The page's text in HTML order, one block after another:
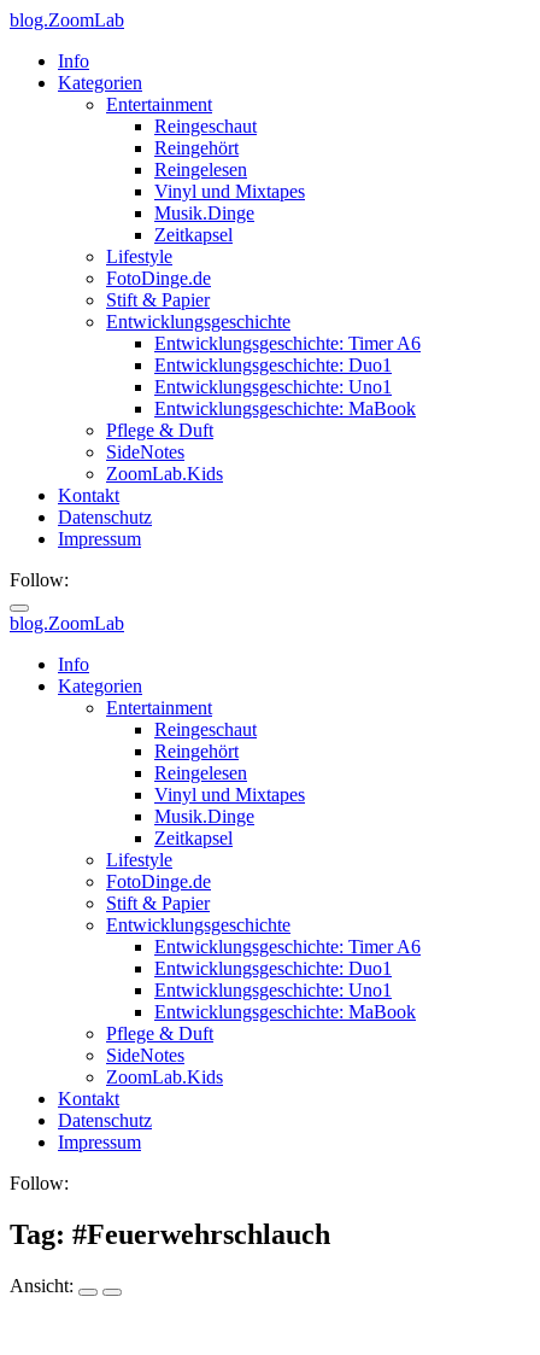
blog.ZoomLab
Info
Kategorien
Entertainment
Reingeschaut
Reingehört
Reingelesen
Vinyl und Mixtapes
Musik.Dinge
Zeitkapsel
Lifestyle
FotoDinge.de
Stift & Papier
Entwicklungsgeschichte
Entwicklungsgeschichte: Timer A6
Entwicklungsgeschichte: Duo1
Entwicklungsgeschichte: Uno1
Entwicklungsgeschichte: MaBook
Pflege & Duft
SideNotes
ZoomLab.Kids
Kontakt
Datenschutz
Impressum
Follow:
blog.ZoomLab
ZoomLab
Info
Kategorien
Entertainment
Reingeschaut
Reingehört
Reingelesen
Vinyl und Mixtapes
Musik.Dinge
Zeitkapsel
Lifestyle
FotoDinge.de
Stift & Papier
Entwicklungsgeschichte
Entwicklungsgeschichte: Timer A6
Entwicklungsgeschichte: Duo1
Entwicklungsgeschichte: Uno1
Entwicklungsgeschichte: MaBook
Pflege & Duft
SideNotes
ZoomLab.Kids
Kontakt
Datenschutz
Impressum
Follow:
Tag: #Feuerwehrschlauch
Ansicht: